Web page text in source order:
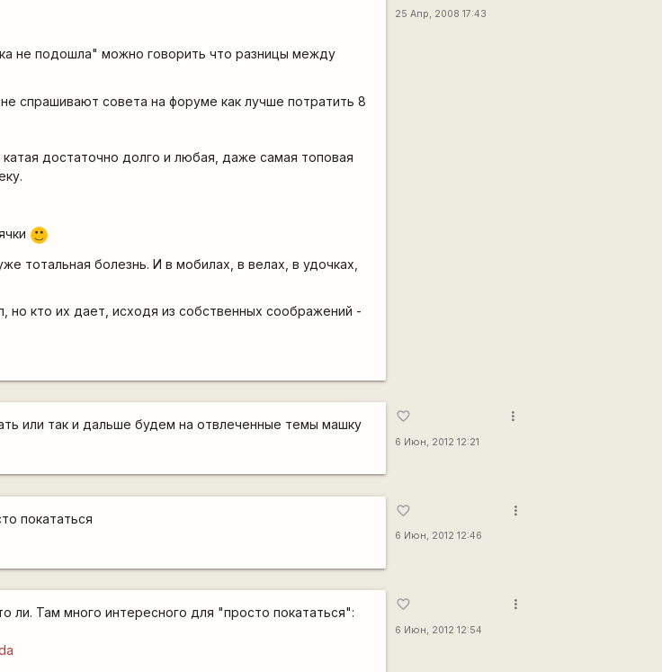
не подошла" можно говорить что разницы между
спрашивают совета на форуме как лучше потратить 8
достаточно долго и любая, даже самая топовая
:)
тотальная болезнь. И в мобилах, в велах, в удочках,
но кто их дает, исходя из собственных соображений -
25 Апр, 2008 17:43
или так и дальше будем на отвлеченные темы машку
favorite_border
6 Июн, 2012 12:21
more_vert
покататься
favorite_border
6 Июн, 2012 12:46
more_vert
ли. Там много интересного для "просто покататься":
favorite_border
6 Июн, 2012 12:54
more_vert